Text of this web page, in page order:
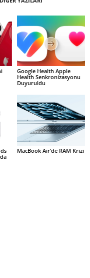
Google Health Apple
Health Senkronizasyonu
Duyuruldu
MacBook Air’de RAM Krizi